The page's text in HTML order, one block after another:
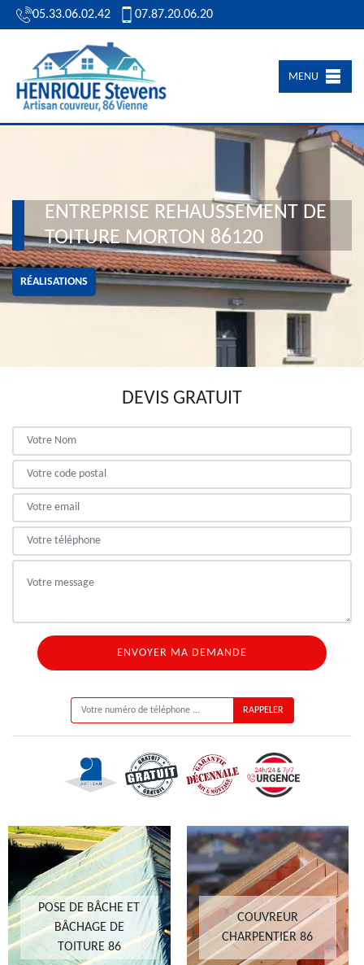
05.33.06.02.42 07.87.20.06.20
MENU
ENTREPRISE REHAUSSEMENT DE
TOITURE MORTON 86120
RÉALISATIONS
DEVIS GRATUIT
POSE DE BÂCHE ET
BÂCHAGE DE
TOITURE 86
COUVREUR
CHARPENTIER 86